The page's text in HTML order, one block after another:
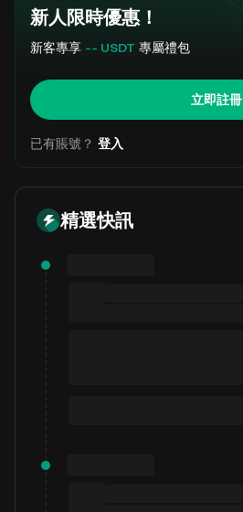
新人限時優惠！
新客專享 -- USDT 專屬禮包
立即註冊
已有賬號？ 登入
精選快訊